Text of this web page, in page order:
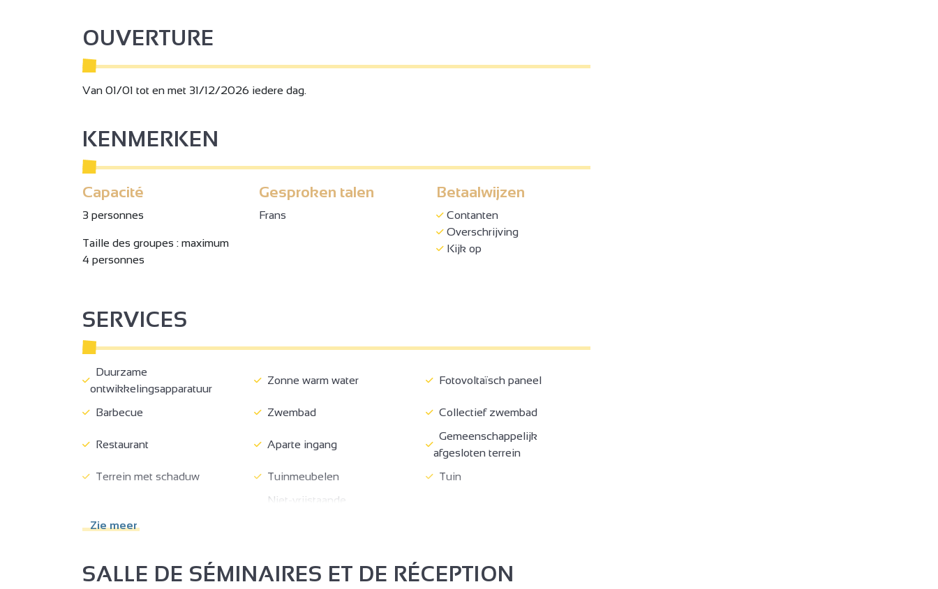
OUVERTURE
Van 01/01 tot en met 31/12/2026 iedere dag.
KENMERKEN
Capacité
3 personnes
Taille des groupes : maximum
4 personnes
Gesproken talen
Frans
Betaalwijzen
Contanten
Overschrijving
Kijk op
SERVICES
Duurzame
ontwikkelingsapparatuur
Zonne warm water Fotovoltaïsch paneel
Barbecue Zwembad Collectief zwembad
Restaurant Aparte ingang
Gemeenschappelijk
afgesloten terrein
Terrein met schaduw
Tuinmeubelen Tuin
Niet-vrijstaande
Toeristische documentatie
Schoonmaken einde verblijf
Bedden gemaakt bij aankomst
Zie meer
SALLE DE SÉMINAIRES ET DE RÉCEPTION